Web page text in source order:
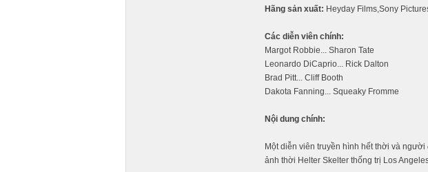
Hãng sản xuất: Heyday Films,Sony
Các diễn viên chính:
Margot Robbie... Sharon Tate
Leonardo DiCaprio... Rick Dalton
Brad Pitt... Cliff Booth
Dakota Fanning... Squeaky Fromme
Nội dung chính:
Một diễn viên truyền hình hết thời và
ảnh thời Helter Skelter thống trị Los